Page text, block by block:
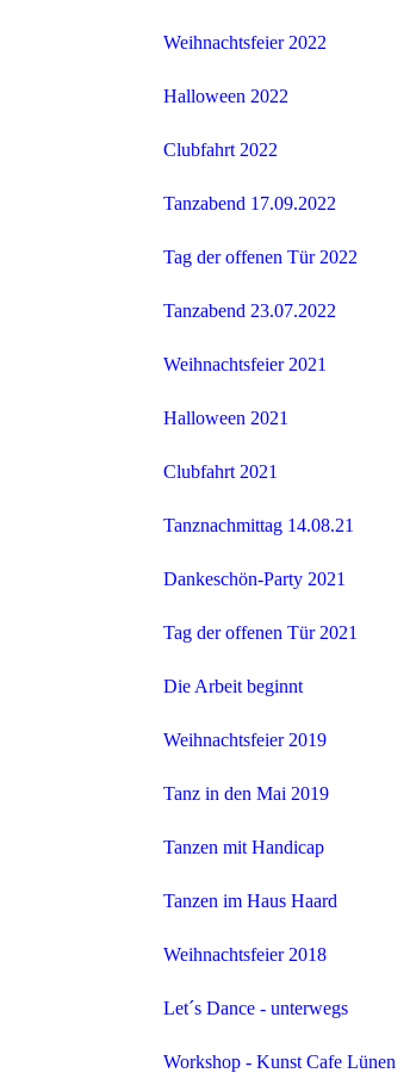
Weihnachtsfeier 2022
Halloween 2022
Clubfahrt 2022
Tanzabend 17.09.2022
Tag der offenen Tür 2022
Tanzabend 23.07.2022
Weihnachtsfeier 2021
Halloween 2021
Clubfahrt 2021
Tanznachmittag 14.08.21
Dankeschön-Party 2021
Tag der offenen Tür 2021
Die Arbeit beginnt
Weihnachtsfeier 2019
Tanz in den Mai 2019
Tanzen mit Handicap
Tanzen im Haus Haard
Weihnachtsfeier 2018
Let´s Dance - unterwegs
Workshop - Kunst Cafe Lünen